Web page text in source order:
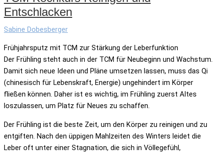
Entschlacken
Sabine Dobesberger
Frühjahrsputz mit TCM zur Stärkung der Leberfunktion
Der Frühling steht auch in der TCM für Neubeginn und Wachstum.
Damit sich neue Ideen und Pläne umsetzen lassen, muss das Qi
(chinesisch für Lebenskraft, Energie) ungehindert im Körper
fließen können. Daher ist es wichtig, im Frühling zuerst Altes
loszulassen, um Platz für Neues zu schaffen.
Der Frühling ist die beste Zeit, um den Körper zu reinigen und zu
entgiften. Nach den üppigen Mahlzeiten des Winters leidet die
Leber oft unter einer Stagnation, die sich in Völlegefühl,